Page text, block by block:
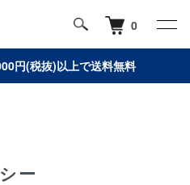
0
円(税抜)以上で送料無料
ー